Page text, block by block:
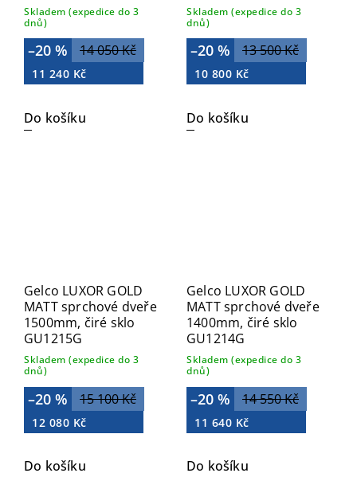
Skladem (expedice do 3
dnů)
14 050 Kč
–20 %
11 240 Kč
Do košíku
Skladem (expedice do 3
dnů)
13 500 Kč
–20 %
10 800 Kč
Do košíku
Gelco LUXOR GOLD
MATT sprchové dveře
1500mm, čiré sklo
GU1215G
Skladem (expedice do 3
dnů)
15 100 Kč
–20 %
12 080 Kč
Do košíku
Gelco LUXOR GOLD
MATT sprchové dveře
1400mm, čiré sklo
GU1214G
Skladem (expedice do 3
dnů)
14 550 Kč
–20 %
11 640 Kč
Do košíku